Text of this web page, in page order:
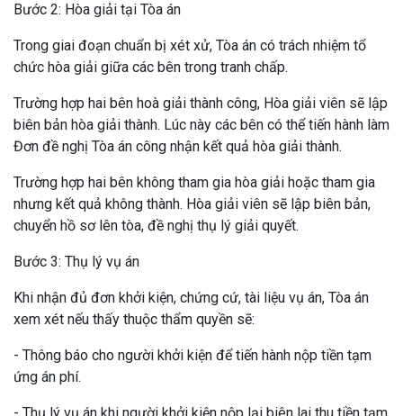
Bước 2: Hòa giải tại Tòa án
Trong giai đoạn chuẩn bị xét xử, Tòa án có trách nhiệm tổ
chức hòa giải giữa các bên trong tranh chấp.
Trường hợp hai bên hoà giải thành công, Hòa giải viên sẽ lập
biên bản hòa giải thành. Lúc này các bên có thể tiến hành làm
Đơn đề nghị Tòa án công nhận kết quả hòa giải thành.
Trường hợp hai bên không tham gia hòa giải hoặc tham gia
nhưng kết quả không thành. Hòa giải viên sẽ lập biên bản,
chuyển hồ sơ lên tòa, đề nghị thụ lý giải quyết.
Bước 3: Thụ lý vụ án
Khi nhận đủ đơn khởi kiện, chứng cứ, tài liệu vụ án, Tòa án
xem xét nếu thấy thuộc thẩm quyền sẽ:
- Thông báo cho người khởi kiện để tiến hành nộp tiền tạm
ứng án phí.